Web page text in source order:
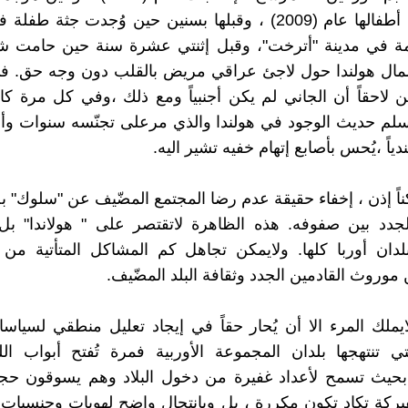
وطُعن أحد أطفالها عام (2009) ، وقبلها بسنين حين وُجدت
في مدينة "أترخت"، وقبل إثنتي عشرة سنة حين حامت
هولندا حول لاجئ عراقي مريض بالقلب دون وجه حق.
لاحقاً أن الجاني لم يكن أجنبياً ومع ذلك ،وفي كل
حديث الوجود في هولندا والذي مرعلى تجنّسه سنوات
،يُحس بأصابع إتهام خفيه تشير اليه.
إذن ، إخفاء حقيقة عدم رضا المجتمع المضّيف عن "سلوك"
بين صفوفه. هذه الظاهرة لاتقتصر على " هولاندا"
أوربا كلها. ولايمكن تجاهل كم المشاكل المتأتية
موروث القادمين الجدد وثقافة البلد المضّيف.
المرء الا أن يُحار حقاً في إيجاد تعليل منطقي
تنتهجها بلدان المجموعة الأوربية فمرة تُفتح أبواب
تسمح لأعداد غفيرة من دخول البلاد وهم يسوقون
تكاد تكون مكررة ، بل وبإنتحال واضح لهويات